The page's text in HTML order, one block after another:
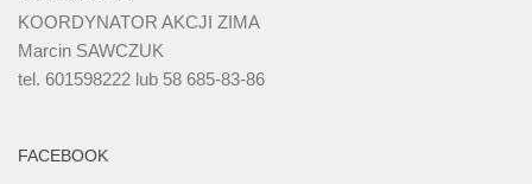
KOORDYNATOR AKCJI ZIMA
Marcin SAWCZUK
tel. 601598222 lub 58 685-83-86
FACEBOOK